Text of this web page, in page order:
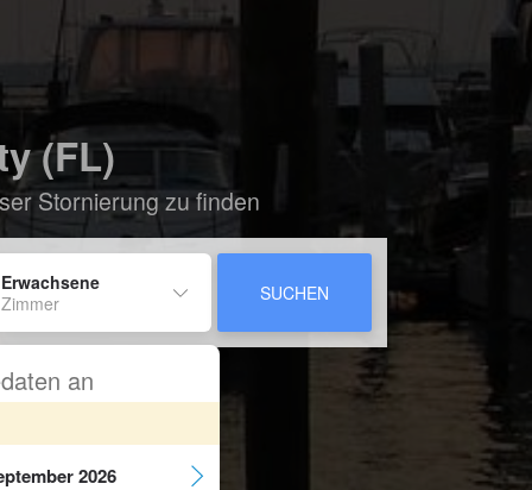
(FL)
Stornierung zu finden
SUCHEN
an
2026